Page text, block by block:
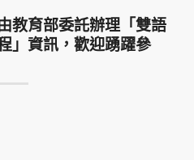
教育部委託辦理「雙語
」資訊，歡迎踴躍參